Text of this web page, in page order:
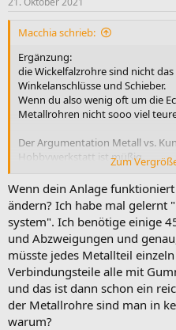
Macchia schrieb:
Ergänzung:
die Wickelfalzrohre sind nicht
Winkelanschlüsse und Schieber.
Wenn du also wenig oft um die
Metallrohren nicht sooo viel
Der Argumentation Metall vs.
Hobbywerkstatt ist müßig.
Meine Entscheidung für
ob mein Absaugplan so 100%
Wenn sich das bewährt so wie
auf Metall wechseln.
Abgesaugt wird bei mir nur TKS,
Der Rest mit Staubsauger/
Tischbohrmaschine.
Zum
Wenn dein Anlage
ändern? Ich habe mal gelernt
system". Ich benötige einige
und Abzweigungen und
müsste jedes Metallteil
Verbindungsteile alle mit
und das ist dann schon ein
der Metallrohre sind man in
warum?